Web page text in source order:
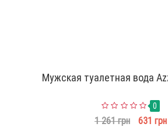
Мужская туалетная вода
0
1 261 грн 631 грн